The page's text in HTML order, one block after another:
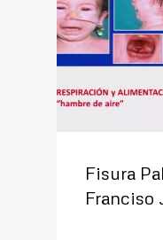
Fisura
Franciso